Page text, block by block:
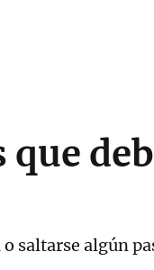
saltarse algún